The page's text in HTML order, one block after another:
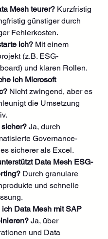
Mesh teurer? Kurzfristig
günstiger durch
Fehlerkosten.
ich? Mit einem
(z.B. ESG-
und klaren Rollen.
ich Microsoft
Nicht zwingend, aber es
die Umsetzung
sicher? Ja, durch
Governance-
sicherer als Excel.
Data Mesh ESG-
Durch granulare
und schnelle
ich Data Mesh mit SAP
Ja, über
und Data